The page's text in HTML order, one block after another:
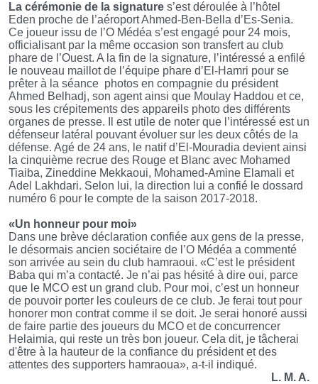
La cérémonie de la signature s’est déroulée à l’hôtel
Eden proche de l’aéroport Ahmed-Ben-Bella d’Es-Senia.
Ce joueur issu de l’O Médéa s’est engagé pour 24 mois,
officialisant par la même occasion son transfert au club
phare de l’Ouest. A la fin de la signature, l’intéressé a enfilé
le nouveau maillot de l’équipe phare d’El-Hamri pour se
prêter à la séance photos en compagnie du président
Ahmed Belhadj, son agent ainsi que Moulay Haddou et ce,
sous les crépitements des appareils photo des différents
organes de presse. Il est utile de noter que l’intéressé est un
défenseur latéral pouvant évoluer sur les deux côtés de la
défense. Agé de 24 ans, le natif d’El-Mouradia devient ainsi
la cinquième recrue des Rouge et Blanc avec Mohamed
Tiaiba, Zineddine Mekkaoui, Mohamed-Amine Elamali et
Adel Lakhdari. Selon lui, la direction lui a confié le dossard
numéro 6 pour le compte de la saison 2017-2018.
«Un honneur pour moi»
Dans une brève déclaration confiée aux gens de la presse,
le désormais ancien sociétaire de l’O Médéa a commenté
son arrivée au sein du club hamraoui. «C’est le président
Baba qui m’a contacté. Je n’ai pas hésité à dire oui, parce
que le MCO est un grand club. Pour moi, c’est un honneur
de pouvoir porter les couleurs de ce club. Je ferai tout pour
honorer mon contrat comme il se doit. Je serai honoré aussi
de faire partie des joueurs du MCO et de concurrencer
Helaimia, qui reste un très bon joueur. Cela dit, je tâcherai
d'être à la hauteur de la confiance du président et des
attentes des supporters hamraoua», a-t-il indiqué.
L. M. A.